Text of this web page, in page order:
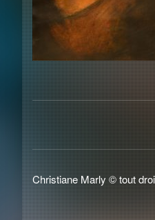
Christiane Marly © tout